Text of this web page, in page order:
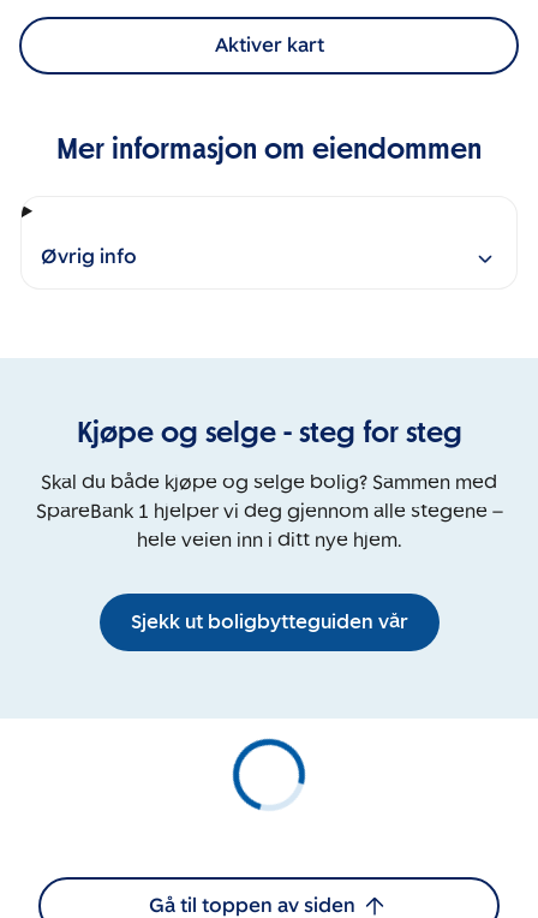
Aktiver kart
Mer informasjon om eiendommen
Øvrig info
Kjøpe og selge - steg for steg
Skal du både kjøpe og selge bolig? Sammen med
SpareBank 1 hjelper vi deg gjennom alle stegene –
hele veien inn i ditt nye hjem.
Sjekk ut boligbytteguiden vår
Gå til toppen av siden